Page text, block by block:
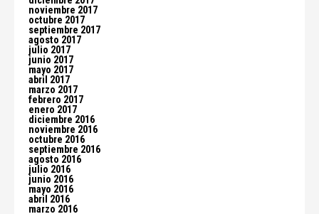
noviembre 2017
octubre 2017
septiembre 2017
agosto 2017
julio 2017
junio 2017
mayo 2017
abril 2017
marzo 2017
febrero 2017
enero 2017
diciembre 2016
noviembre 2016
octubre 2016
septiembre 2016
agosto 2016
julio 2016
junio 2016
mayo 2016
abril 2016
marzo 2016